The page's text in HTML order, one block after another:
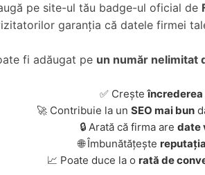
pe site-ul tău badge-ul oficial de
garanția că datele firmei
fi adăugat pe un număr nelimitat
✅ Crește
🚀 Contribuie la un SEO mai bun
🔒 Arată că firma are date
🌐 Îmbunătățește
📈 Poate duce la o rată de